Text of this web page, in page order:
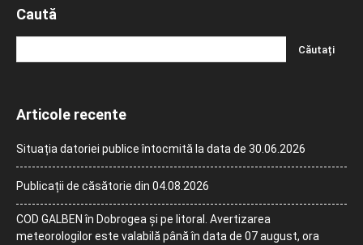
Caută
Articole recente
Situația datoriei publice întocmită la data de 30.06.2026
Publicații de căsătorie din 04.08.2026
COD GALBEN în Dobrogea și pe litoral. Avertizarea
meteorologilor este valabilă până în data de 07 august, ora